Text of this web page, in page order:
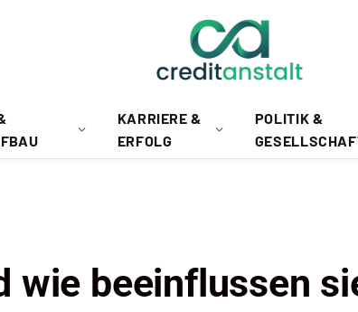
KARRIERE &
ERFOLG
POLITIK &
wie beeinflussen